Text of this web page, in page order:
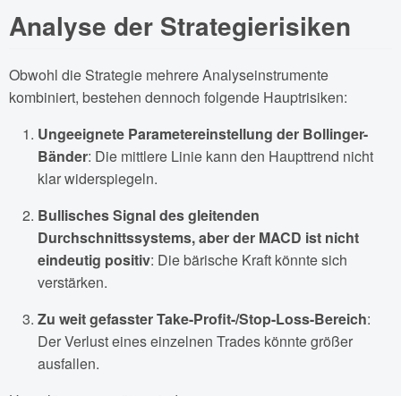
Analyse der Strategierisiken
Obwohl die Strategie mehrere Analyseinstrumente
kombiniert, bestehen dennoch folgende Hauptrisiken:
Ungeeignete Parametereinstellung der Bollinger-
Bänder: Die mittlere Linie kann den Haupttrend nicht
klar widerspiegeln.
Bullisches Signal des gleitenden
Durchschnittssystems, aber der MACD ist nicht
eindeutig positiv: Die bärische Kraft könnte sich
verstärken.
Zu weit gefasster Take-Profit-/Stop-Loss-Bereich:
Der Verlust eines einzelnen Trades könnte größer
ausfallen.